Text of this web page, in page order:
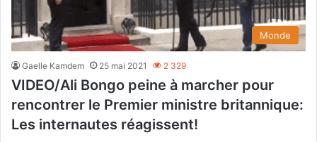
Monde
Gaelle Kamdem 25 mai 2021 2 329
VIDEO/Ali Bongo peine à marcher pour
rencontrer le Premier ministre britannique:
Les internautes réagissent!